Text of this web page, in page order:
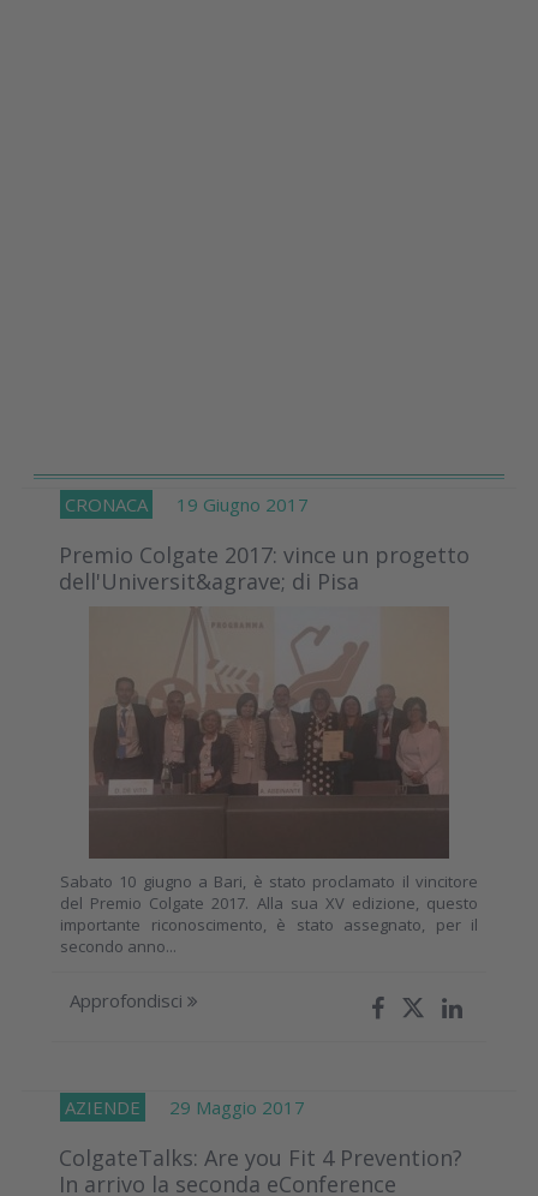
CRONACA 19 Giugno 2017
Premio Colgate 2017: vince un progetto
dell'Universit&agrave; di Pisa
Sabato 10 giugno a Bari, è stato proclamato il vincitore
del Premio Colgate 2017. Alla sua XV edizione, questo
importante riconoscimento, è stato assegnato, per il
secondo anno...
Approfondisci
AZIENDE 29 Maggio 2017
ColgateTalks: Are you Fit 4 Prevention?
In arrivo la seconda eConference